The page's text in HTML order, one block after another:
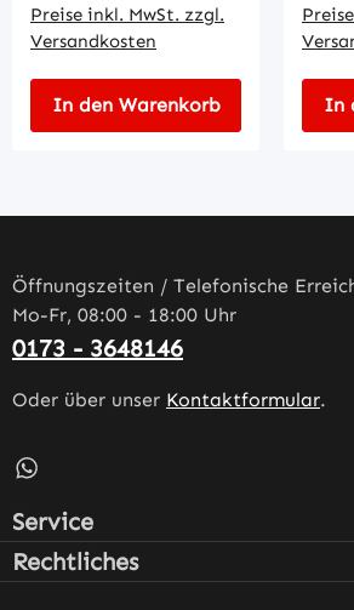
Preise inkl. MwSt. zzgl.
Versandkosten
In den Warenkorb In
Öffnungszeiten / Telefonische
Mo-Fr, 08:00 - 18:00 Uhr
0173 - 3648146
Oder über unser Kontaktformular.
Schreib uns auf WhatsApp – öffnet
Service
Rechtliches